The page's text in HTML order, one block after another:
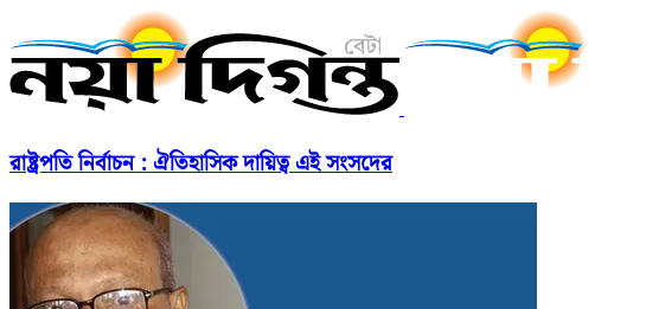
রাষ্ট্রপতি নির্বাচন : ঐতিহাসিক দায়িত্ব এই সংসদের